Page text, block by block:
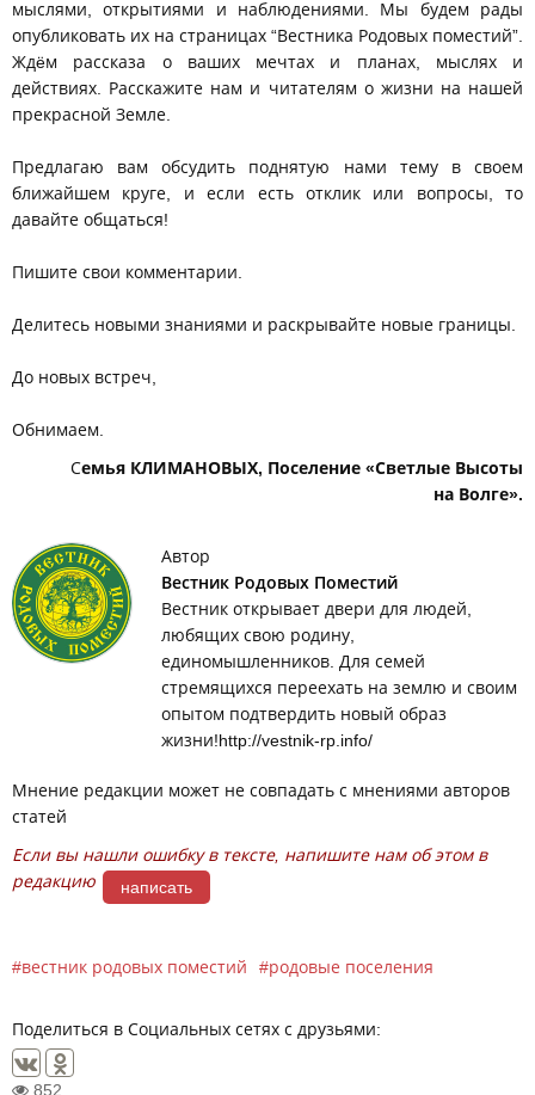
мыслями, открытиями и наблюдениями. Мы будем рады
опубликовать их на страницах “Вестника Родовых поместий”.
Ждëм рассказа о ваших мечтах и планах, мыслях и
действиях. Расскажите нам и читателям о жизни на нашей
прекрасной Земле.
Предлагаю вам обсудить поднятую нами тему в своем
ближайшем круге, и если есть отклик или вопросы, то
давайте общаться!
Пишите свои комментарии.
Делитесь новыми знаниями и раскрывайте новые границы.
До новых встреч,
Обнимаем.
Семья КЛИМАНОВЫХ, Поселение «Светлые Высоты
на Волге».
Автор
Вестник Родовых Поместий
Вестник открывает двери для людей,
любящих свою родину,
единомышленников. Для семей
стремящихся переехать на землю и своим
опытом подтвердить новый образ
жизни!http://vestnik-rp.info/
Мнение редакции может не совпадать с мнениями авторов
статей
Если вы нашли ошибку в тексте, напишите нам об этом в
редакцию
написать
вестник родовых поместий родовые поселения
Поделиться в Социальных сетях с друзьями:
852